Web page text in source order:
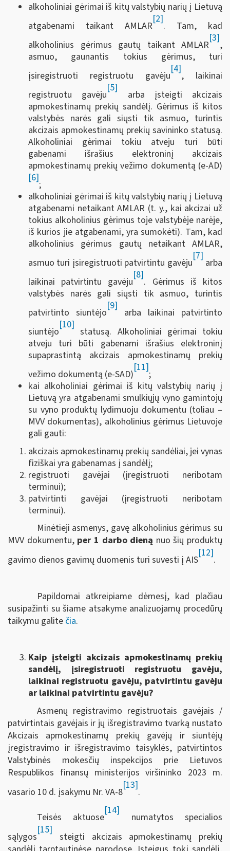
alkoholiniai gėrimai iš kitų valstybių narių į Lietuvą
atgabenami taikant AMLAR
[2]
. Tam, kad
alkoholinius gėrimus gautų taikant AMLAR
[3]
,
asmuo, gaunantis tokius gėrimus, turi
įsiregistruoti registruotu gavėju
[4]
, laikinai
registruotu gavėju
[5]
arba įsteigti akcizais
apmokestinamų prekių sandėlį. Gėrimus iš kitos
valstybės narės gali siųsti tik asmuo, turintis
akcizais apmokestinamų prekių savininko statusą.
Alkoholiniai gėrimai tokiu atveju turi būti
gabenami išrašius elektroninį akcizais
apmokestinamų prekių vežimo dokumentą (e-AD)
[6]
;
alkoholiniai gėrimai iš kitų valstybių narių į Lietuvą
atgabenami netaikant AMLAR (t. y., kai akcizai už
tokius alkoholinius gėrimus toje valstybėje narėje,
iš kurios jie atgabenami, yra sumokėti). Tam, kad
alkoholinius gėrimus gautų netaikant AMLAR,
asmuo turi įsiregistruoti patvirtintu gavėju
[7]
arba
laikinai patvirtintu gavėju
[8]
. Gėrimus iš kitos
valstybės narės gali siųsti tik asmuo, turintis
patvirtinto siuntėjo
[9]
arba laikinai patvirtinto
siuntėjo
[10]
statusą. Alkoholiniai gėrimai tokiu
atveju turi būti gabenami išrašius elektroninį
supaprastintą akcizais apmokestinamų prekių
vežimo dokumentą (e-SAD)
[11]
;
kai alkoholiniai gėrimai iš kitų valstybių narių į
Lietuvą yra atgabenami smulkiųjų vyno gamintojų
su vyno produktų lydimuoju dokumentu (toliau –
MVV dokumentas), alkoholinius gėrimus Lietuvoje
gali gauti:
akcizais apmokestinamų prekių sandėliai, jei vynas
fiziškai yra gabenamas į sandėlį;
registruoti gavėjai (įregistruoti neribotam
terminui);
patvirtinti gavėjai (įregistruoti neribotam
terminui).
Minėtieji asmenys, gavę alkoholinius gėrimus su
MVV dokumentu, per 1 darbo dieną nuo šių produktų
gavimo dienos gavimų duomenis turi suvesti į AIS
[12]
.
Papildomai atkreipiame dėmesį, kad plačiau
susipažinti su šiame atsakyme analizuojamų procedūrų
taikymu galite čia.
Kaip įsteigti akcizais apmokestinamų prekių
sandėlį, įsiregistruoti registruotu gavėju,
laikinai registruotu gavėju, patvirtintu gavėju
ar laikinai patvirtintu gavėju?
Asmenų registravimo registruotais gavėjais /
patvirtintais gavėjais ir jų išregistravimo tvarką nustato
Akcizais apmokestinamų prekių gavėjų ir siuntėjų
įregistravimo ir išregistravimo taisyklės, patvirtintos
Valstybinės mokesčių inspekcijos prie Lietuvos
Respublikos finansų ministerijos viršininko 2023 m.
vasario 10 d. įsakymu Nr. VA-8
[13]
.
Teisės aktuose
[14]
numatytos specialios
sąlygos
[15]
steigti akcizais apmokestinamų prekių